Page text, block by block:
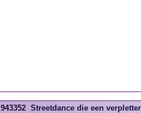
943352 Streetdance die een